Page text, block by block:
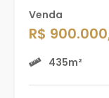
Venda
R$
435m²